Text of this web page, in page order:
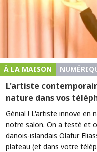
À LA MAISON
L'artiste
nature dans vos
Génial ! L'artiste innove en
notre salon. On a testé et
danois-islandais Olafur
plateau (et dans votre